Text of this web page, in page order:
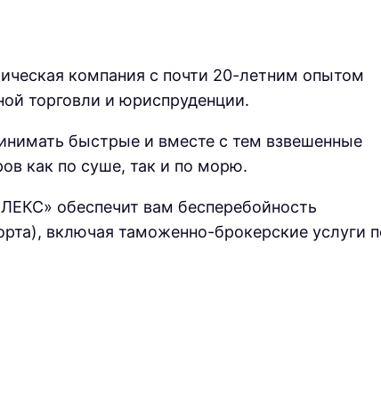
компания с почти 20-летним опытом
торговли и юриспруденции.
быстрые и вместе с тем взвешенные
как по суше, так и по морю.
обеспечит вам бесперебойность
включая таможенно-брокерские услуги